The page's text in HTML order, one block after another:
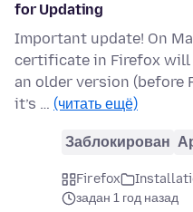
for Updating
Important update! On
certificate in Firefox will
an older version (before
it’s … (читать ещё)
Заблокирован
Firefox
задан 1 год назад